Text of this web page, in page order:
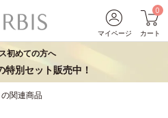
マイページ
0
カート
初めての方へ
特別セット販売中！
の関連商品